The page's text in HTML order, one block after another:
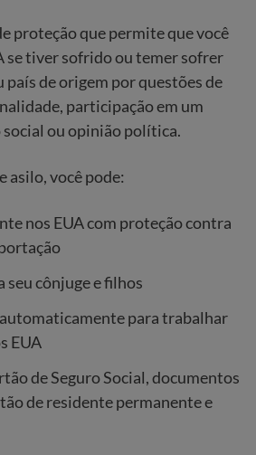
proteção que permite que você
se tiver sofrido ou temer sofrer
país de origem por questões de
participação em um
ou opinião política.
asilo, você pode:
nos EUA com proteção contra
seu cônjuge e filhos
para trabalhar
EUA
de Seguro Social, documentos
de residente permanente e